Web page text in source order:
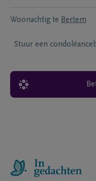
Woonachtig te Bertem
Stuur een